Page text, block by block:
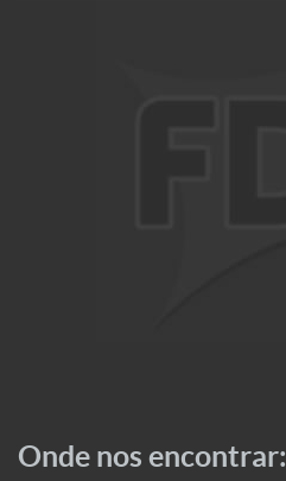
Onde nos encontrar: